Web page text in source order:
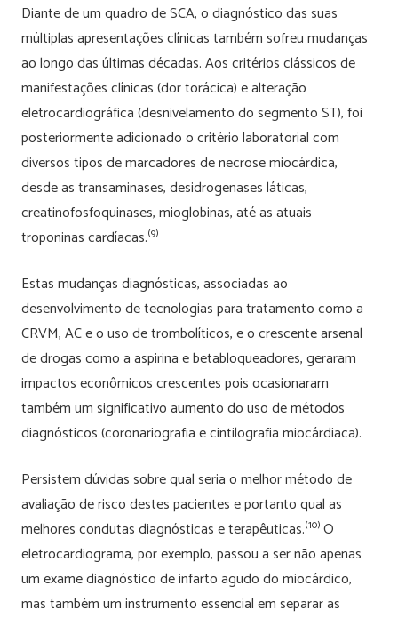
Diante de um quadro de SCA, o diagnóstico das suas
múltiplas apresentações clínicas também sofreu mudanças
ao longo das últimas décadas. Aos critérios clássicos de
manifestações clínicas (dor torácica) e alteração
eletrocardiográfica (desnivelamento do segmento ST), foi
posteriormente adicionado o critério laboratorial com
diversos tipos de marcadores de necrose miocárdica,
desde as transaminases, desidrogenases láticas,
creatinofosfoquinases, mioglobinas, até as atuais
troponinas cardíacas.(9)
Estas mudanças diagnósticas, associadas ao
desenvolvimento de tecnologias para tratamento como a
CRVM, AC e o uso de trombolíticos, e o crescente arsenal
de drogas como a aspirina e betabloqueadores, geraram
impactos econômicos crescentes pois ocasionaram
também um significativo aumento do uso de métodos
diagnósticos (coronariografia e cintilografia miocárdiaca).
Persistem dúvidas sobre qual seria o melhor método de
avaliação de risco destes pacientes e portanto qual as
melhores condutas diagnósticas e terapêuticas.(10) O
eletrocardiograma, por exemplo, passou a ser não apenas
um exame diagnóstico de infarto agudo do miocárdico,
mas também um instrumento essencial em separar as